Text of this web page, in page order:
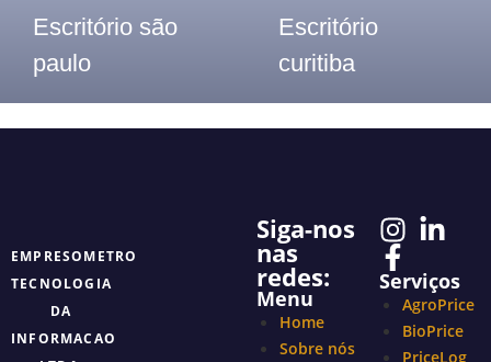
Escritório são
paulo
Escritório
curitiba
EMPRESOMETRO
TECNOLOGIA
DA
INFORMACAO
Siga-nos
nas
redes:
Menu
Home
Sobre nós
Serviços
AgroPrice
BioPrice
PriceLog